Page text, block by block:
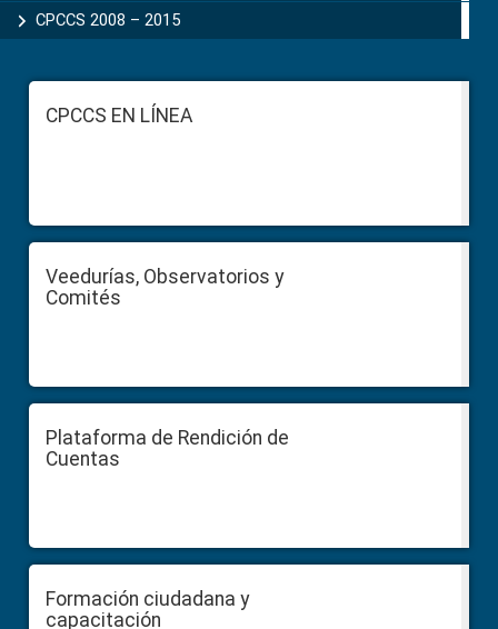
CPCCS 2008 – 2015
FooterCPCCS EN LÍNEA
Veedurías, Observatorios y
Comités
Plataforma de Rendición de
Cuentas
Formación ciudadana y
capacitación